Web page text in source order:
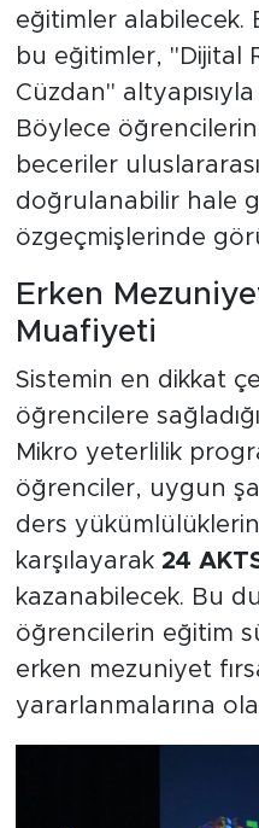
eğitimler alabilecek.
bu eğitimler, "Dijital
Cüzdan"
Böylece
beceriler
doğrulanabilir hale
özgeçmişlerinde
Erken
Muafiyeti
Sistemin en dikkat
öğrencilere
Mikro yeterlilik
öğrenciler, uygun
ders
karşılayarak 24
kazanabilecek. Bu
öğrencilerin eğitim
erken mezuniyet
yararlanmalarına